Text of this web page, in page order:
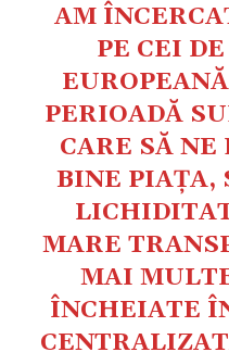
AM
PE CEI
PERIOADĂ
CARE SĂ
BINE PIAȚA,
MARE
MAI
ÎNCHEIATE